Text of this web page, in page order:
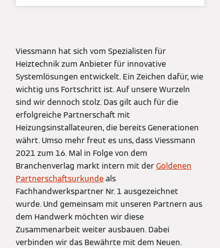
Viessmann hat sich vom Spezialisten für
Heiztechnik zum Anbieter für innovative
Systemlösungen entwickelt. Ein Zeichen dafür, wie
wichtig uns Fortschritt ist. Auf unsere Wurzeln
sind wir dennoch stolz. Das gilt auch für die
erfolgreiche Partnerschaft mit
Heizungsinstallateuren, die bereits Generationen
währt. Umso mehr freut es uns, dass Viessmann
2021 zum 16. Mal in Folge von dem
Branchenverlag markt intern mit derGoldenen
Partnerschaftsurkundeals
Fachhandwerkspartner Nr. 1 ausgezeichnet
wurde. Und gemeinsam mit unseren Partnern aus
dem Handwerk möchten wir diese
Zusammenarbeit weiter ausbauen. Dabei
verbinden wir das Bewährte mit dem Neuen.